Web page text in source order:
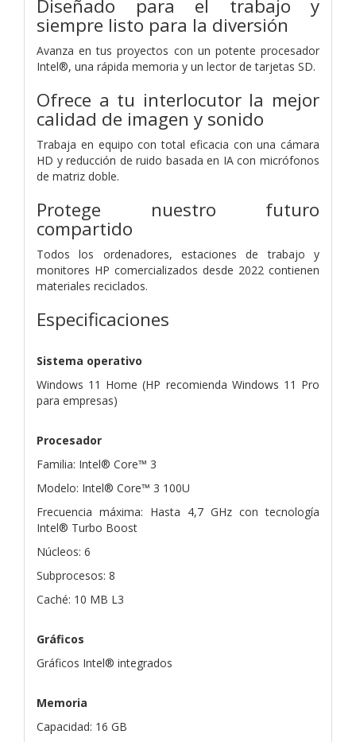
Diseñado para el trabajo y
siempre listo para la diversión
Avanza en tus proyectos con un potente procesador
Intel®, una rápida memoria y un lector de tarjetas SD.
Ofrece a tu interlocutor la mejor
calidad de imagen y sonido
Trabaja en equipo con total eficacia con una cámara
HD y reducción de ruido basada en IA con micrófonos
de matriz doble.
Protege nuestro futuro
compartido
Todos los ordenadores, estaciones de trabajo y
monitores HP comercializados desde 2022 contienen
materiales reciclados.
Especificaciones
Sistema operativo
Windows 11 Home (HP recomienda Windows 11 Pro
para empresas)
Procesador
Familia: Intel® Core™ 3
Modelo: Intel® Core™ 3 100U
Frecuencia máxima: Hasta 4,7 GHz con tecnología
Intel® Turbo Boost
Núcleos: 6
Subprocesos: 8
Caché: 10 MB L3
Gráficos
Gráficos Intel® integrados
Memoria
Capacidad: 16 GB